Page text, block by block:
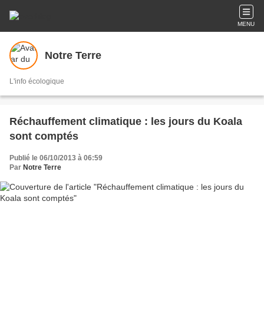
MENU
Notre Terre
L'info écologique
Réchauffement climatique : les jours du Koala
sont comptés
Publié le 06/10/2013 à 06:59
Par Notre Terre